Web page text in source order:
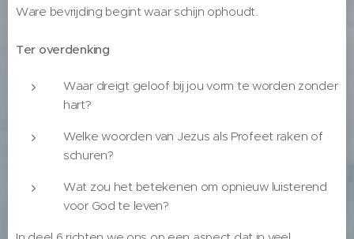
Ware bevrijding begint waar schijn ophoudt.
Ter overdenking
Waar dreigt geloof bij jou vorm te worden zonder
hart?
Welke woorden van Jezus als Profeet raken of
schuren?
Wat zou het betekenen om opnieuw luisterend
voor God te leven?